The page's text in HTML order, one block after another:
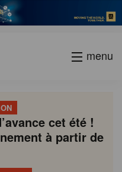
menu
cet été !
à partir de